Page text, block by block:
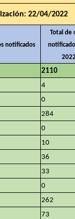
22/04/2022
notificados
Total de
2110
4
0
284
0
10
36
33
0
262
73